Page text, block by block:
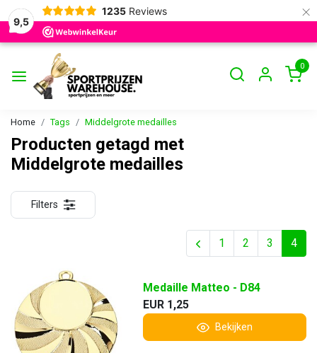
9,5
1235 Reviews ×
0
Home Tags Middelgrote medailles
Producten getagd met
Middelgrote medailles
Filters
1 2 3 4
Medaille Matteo - D84
EUR 1,25
Bekijken